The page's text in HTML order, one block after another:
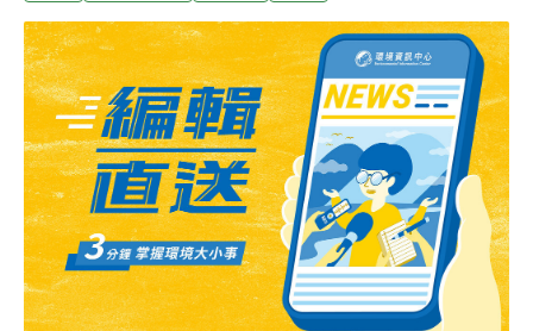
13日派員上山檢剖、採驗小牛屍體。她表示，今年初至
今，接獲陽明山附近有3隻水牛死亡，仍待檢剖、化驗後
才能釐清真正死因；今天被民眾發現的死亡小牛，眼睛和
口部有出血狀況。施瑞伶指出，小牛臉部出血狀況，不排
除是被其他動物咬傷，但仍待13日派員上山才能釐清。